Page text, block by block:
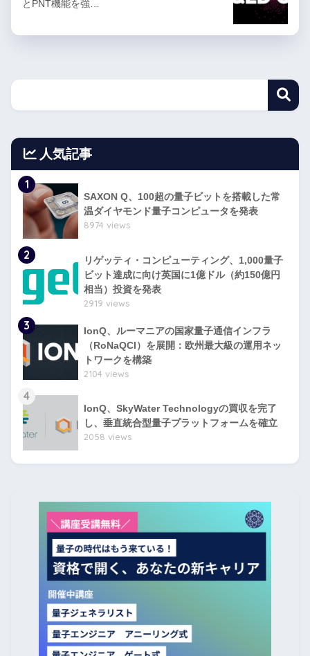
とPNT機能を強…
人気記事
1
SAXON Q、100超の量子ビットを搭載した常
温ダイヤモンド量子コンピュータを発表
8974 views
2
リゲッティ・コンピューティング、1,000量子
ビット達成に向け英国に1億ドル（約150億円
相当）投資を発表
2919 views
3
IonQ、ルーマニアの国家量子通信インフラ
（RoNaQCI）を展開：欧州最大級の運用ネッ
トワークを構築
2104 views
4
IonQ、SkyWater Technologyの買収を完了
し、垂直統合型量子プラットフォームを確立
2058 views